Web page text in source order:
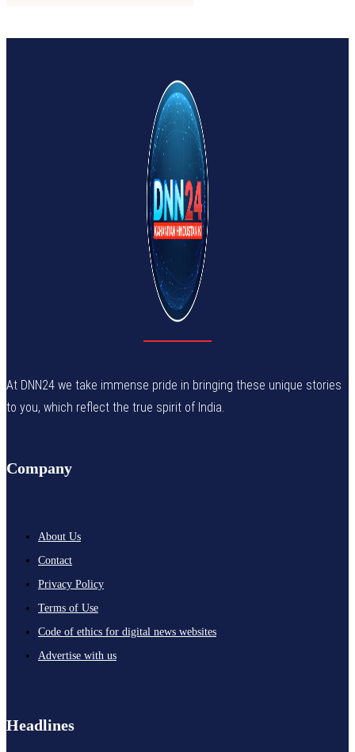
At DNN24 we take immense pride in bringing these unique stories
to you, which reflect the true spirit of India.
Company
About Us
Contact
Privacy Policy
Terms of Use
Code of ethics for digital news websites
Advertise with us
Headlines